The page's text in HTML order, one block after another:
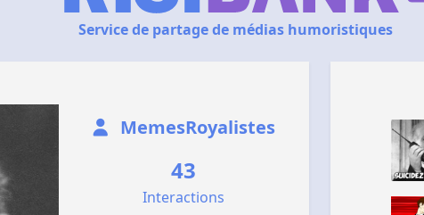
Service de partage de médias humoristiques
MemesRoyalistes
43
Interactions